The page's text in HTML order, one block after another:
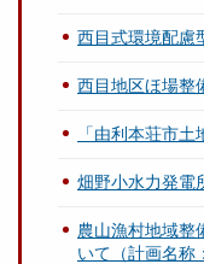
西目式環境配慮
西目地区ほ場整
「由利本荘市
畑野小水力発電
農山漁村地域整
いて（計画名